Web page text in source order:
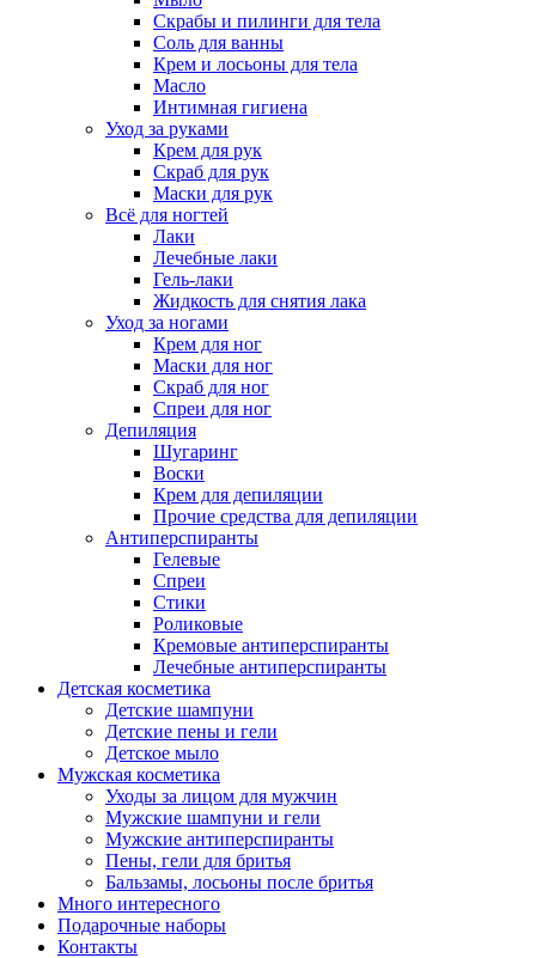
Скрабы и пилинги для тела
Соль для ванны
Крем и лосьоны для тела
Масло
Интимная гигиена
Уход за руками
Крем для рук
Скраб для рук
Маски для рук
Всё для ногтей
Лаки
Лечебные лаки
Гель-лаки
Жидкость для снятия лака
Уход за ногами
Крем для ног
Маски для ног
Скраб для ног
Спреи для ног
Депиляция
Шугаринг
Воски
Крем для депиляции
Прочие средства для депиляции
Антиперспиранты
Гелевые
Спреи
Стики
Роликовые
Кремовые антиперспиранты
Лечебные антиперспиранты
Детская косметика
Детские шампуни
Детские пены и гели
Детское мыло
Мужская косметика
Уходы за лицом для мужчин
Мужские шампуни и гели
Мужские антиперспиранты
Пены, гели для бритья
Бальзамы, лосьоны после бритья
Много интересного
Подарочные наборы
Контакты